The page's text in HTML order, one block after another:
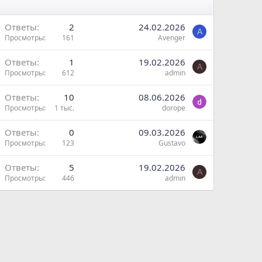
Ответы 2
Просмотры 161
24.02.2026
Avenger
A
Ответы 1
Просмотры 612
19.02.2026
admin
A
Ответы 10
Просмотры 1 тыс.
08.06.2026
dorope
Ответы 0
Просмотры 123
09.03.2026
Gustavo
Ответы 5
Просмотры 446
19.02.2026
admin
A